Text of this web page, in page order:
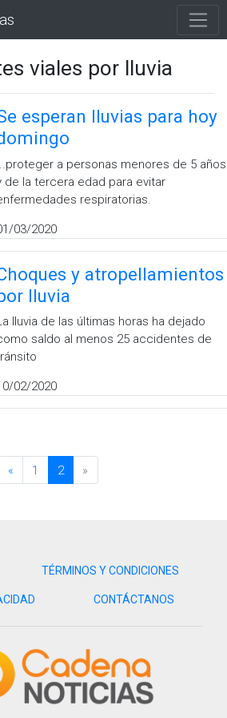
viales por lluvia
esperan lluvias para hoy
...proteger a personas menores de 5 años
de la tercera edad para evitar
respiratorias.
03/2020
y atropellamientos
lluvia
lluvia de las últimas horas ha dejado
saldo al menos 25 accidentes de
02/2020
« 1 2 »
TÉRMINOS Y CONDICIONES
CONTÁCTANOS